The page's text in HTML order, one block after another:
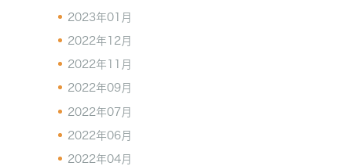
2023年01月
2022年12月
2022年11月
2022年09月
2022年07月
2022年06月
2022年04月